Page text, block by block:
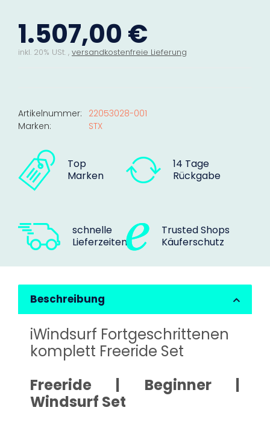
1.507,00 €
inkl. 20% USt. , versandkostenfreie Lieferung
Artikelnummer:
22053028-001
Marken:
STX
Top
Marken
14 Tage
Rückgabe
schnelle
Lieferzeiten
Trusted Shops
Käuferschutz
Beschreibung
iWindsurf Fortgeschrittenen
komplett Freeride Set
Freeride | Beginner |
Windsurf Set